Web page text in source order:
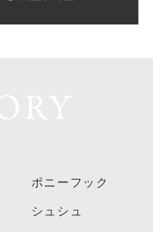
ポニーフック
シュシュ